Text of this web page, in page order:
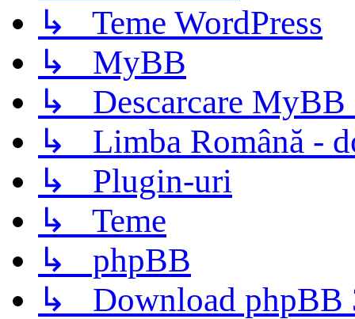
↳ Teme WordPress
↳ MyBB
↳ Descarcare MyBB
↳ Limba Română -
↳ Plugin-uri
↳ Teme
↳ phpBB
↳ Download phpBB